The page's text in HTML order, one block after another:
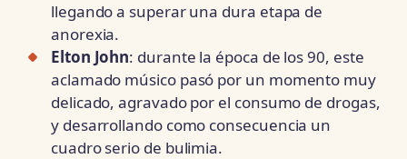
llegando a superar una dura etapa de
anorexia.
Elton John: durante la época de los 90, este
aclamado músico pasó por un momento muy
delicado, agravado por el consumo de drogas,
y desarrollando como consecuencia un
cuadro serio de bulimia.